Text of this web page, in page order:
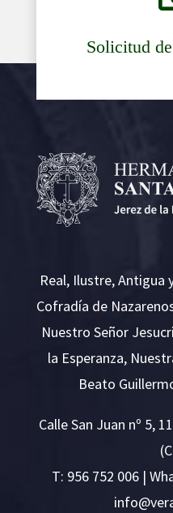
Solicitud
Real, Ilustre, Antigua
Cofradía de
Nuestro Señor
la Esperanza,
Beato
Calle San Juan nº 5,
T: 956 752 006 |
v@ofn
i